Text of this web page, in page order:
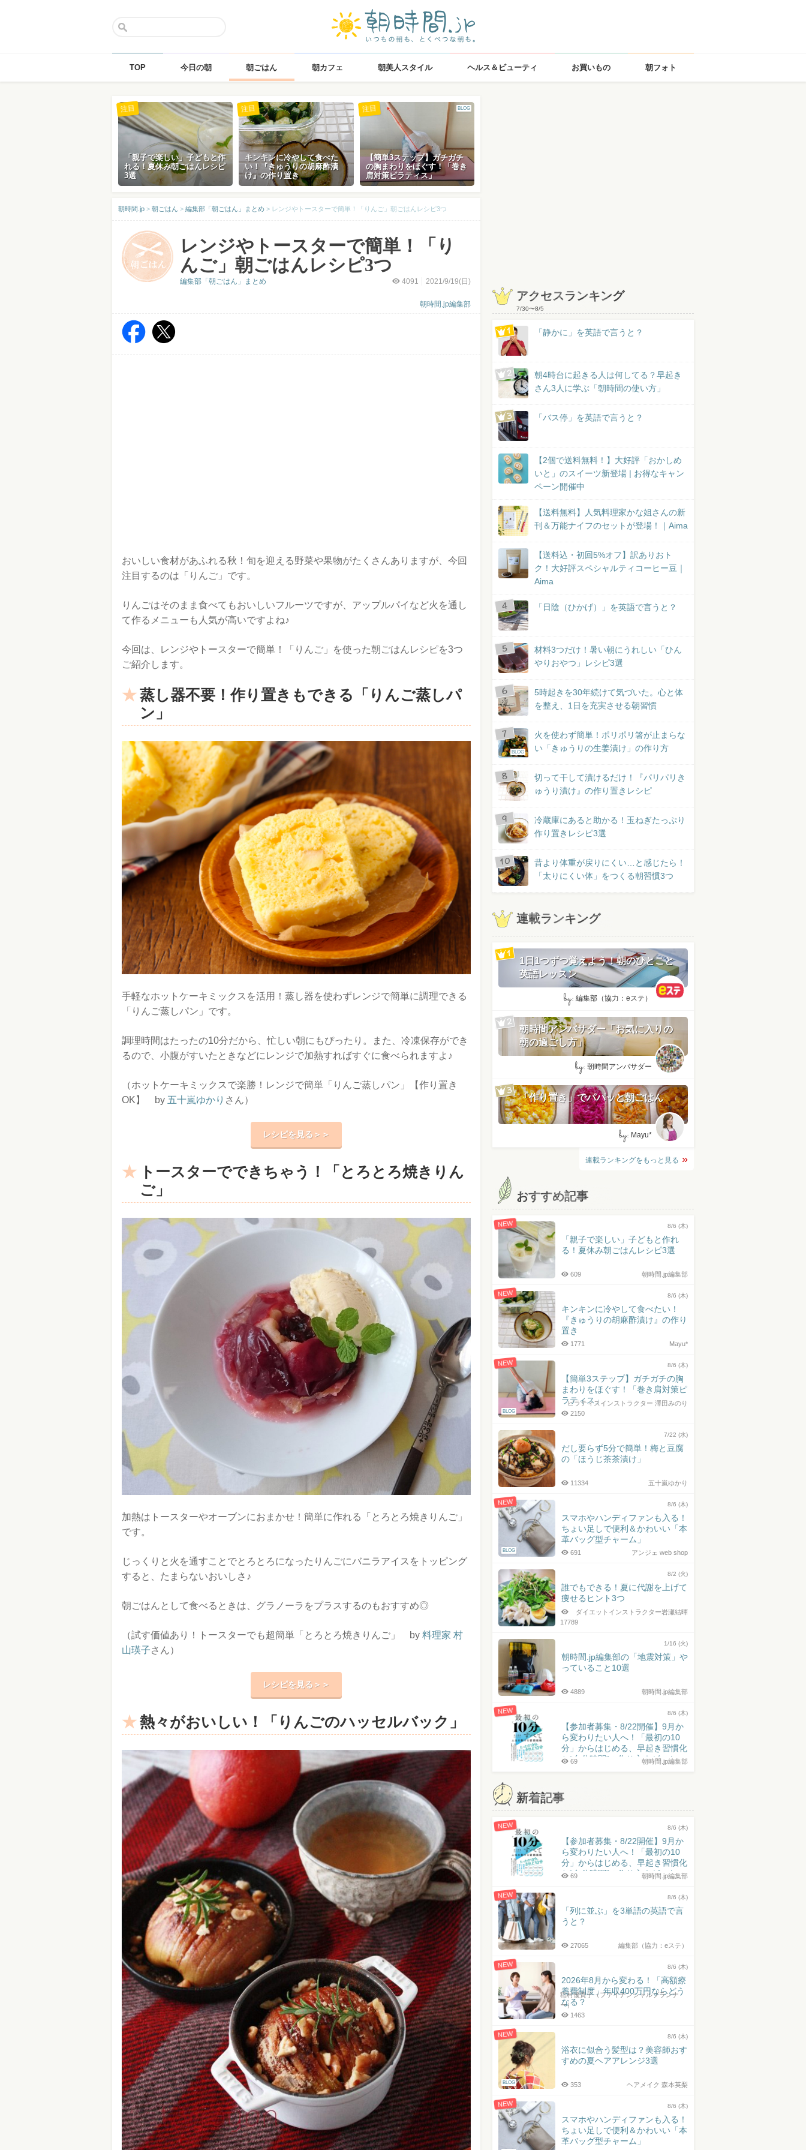
TOP 今日の朝 朝ごはん 朝カフェ 朝美人スタイル ヘルス＆ビューティ お買いもの 朝フォト
「親子で楽しい」子どもと作
れる！夏休み朝ごはんレシピ
3選
注目
キンキンに冷やして食べた
い！『きゅうりの胡麻酢漬
け』の作り置き
注目 BLOG
【簡単3ステップ】ガチガチ
の胸まわりをほぐす！「巻き
肩対策ピラティス」
注目
朝時間.jp > 朝ごはん > 編集部「朝ごはん」まとめ > レンジやトースターで簡単！「りんご」朝ごはんレシピ3つ
レンジやトースターで簡単！「り
んご」朝ごはんレシピ3つ
4091 2021/9/19(日)
朝時間.jp編集部
編集部「朝ごはん」まとめ
おいしい食材があふれる秋！旬を迎える野菜や果物がたくさんありますが、今回
注目するのは「りんご」です。
りんごはそのまま食べてもおいしいフルーツですが、アップルパイなど火を通し
て作るメニューも人気が高いですよね♪
今回は、レンジやトースターで簡単！「りんご」を使った朝ごはんレシピを3つ
ご紹介します。
蒸し器不要！作り置きもできる「りんご蒸しパ
ン」
手軽なホットケーキミックスを活用！蒸し器を使わずレンジで簡単に調理できる
「りんご蒸しパン」です。
調理時間はたったの10分だから、忙しい朝にもぴったり。また、冷凍保存ができ
るので、小腹がすいたときなどにレンジで加熱すればすぐに食べられますよ♪
（ホットケーキミックスで楽勝！レンジで簡単「りんご蒸しパン」【作り置き
OK】 by 五十嵐ゆかり さん）
レシピを見る＞＞
トースターでできちゃう！「とろとろ焼きりん
ご」
加熱はトースターやオーブンにおまかせ！簡単に作れる「とろとろ焼きりんご」
です。
じっくりと火を通すことでとろとろになったりんごにバニラアイスをトッピング
すると、たまらないおいしさ♪
朝ごはんとして食べるときは、グラノーラをプラスするのもおすすめ◎
（試す価値あり！トースターでも超簡単「とろとろ焼きりんご」 by 料理家 村
山瑛子さん）
レシピを見る＞＞
熱々がおいしい！「りんごのハッセルバック」
アクセスランキング
7/30〜8/5
「静かに」を英語で言うと？
朝4時台に起きる人は何してる？早起き
さん3人に学ぶ「朝時間の使い方」
「バス停」を英語で言うと？
【2個で送料無料！】大好評「おかしめ
いと」のスイーツ新登場 | お得なキャン
ペーン開催中
【送料無料】人気料理家かな姐さんの新
刊＆万能ナイフのセットが登場！｜Aima
【送料込・初回5%オフ】訳ありおト
ク！大好評スペシャルティコーヒー豆｜
Aima
「日陰（ひかげ）」を英語で言うと？
材料3つだけ！暑い朝にうれしい「ひん
やりおやつ」レシピ3選
5時起きを30年続けて気づいた。心と体
を整え、1日を充実させる朝習慣
BLOG
火を使わず簡単！ポリポリ箸が止まらな
い「きゅうりの生姜漬け」の作り方
切って干して漬けるだけ！『パリパリき
ゅうり漬け』の作り置きレシピ
冷蔵庫にあると助かる！玉ねぎたっぷり
作り置きレシピ3選
昔より体重が戻りにくい…と感じたら！
「太りにくい体」をつくる朝習慣3つ
連載ランキング
1日1つずつ覚えよう！朝のひとこと
英語レッスン
by: 編集部（協力：eステ）
朝時間アンバサダー「お気に入りの
朝の過ごし方」
by: 朝時間アンバサダー
「作り置き」でパパッと朝ごはん
by: Mayu*
連載ランキングをもっと見る
おすすめ記事
NEW 8/6 (木)
「親子で楽しい」子どもと作れ
る！夏休み朝ごはんレシピ3選
朝時間.jp編集部
609
NEW 8/6 (木)
キンキンに冷やして食べたい！
『きゅうりの胡麻酢漬け』の作り
置き
Mayu*
1771
NEW
BLOG
8/6 (木)
【簡単3ステップ】ガチガチの胸
まわりをほぐす！「巻き肩対策ピ
ラティス」
ピラティスインストラクター 澤田みのり
2150
7/22 (水)
だし要らず5分で簡単！梅と豆腐
の「ほうじ茶茶漬け」
五十嵐ゆかり
11334
NEW
BLOG
8/6 (木)
スマホやハンディファンも入る！
ちょい足しで便利＆かわいい「本
革バッグ型チャーム」
アンジェ web shop
691
8/2 (火)
誰でもできる！夏に代謝を上げて
痩せるヒント3つ
ダイエットインストラクター岩瀬結暉
17789
1/16 (火)
朝時間.jp編集部の「地震対策」や
っていること10選
朝時間.jp編集部
4889
NEW 8/6 (木)
【参加者募集・8/22開催】9月か
ら変わりたい人へ！「最初の10
分」からはじめる、早起き習慣化
と“自分時間”の作り方｜ゲスト：
朝時間.jp編集部
69
新着記事
NEW 8/6 (木)
【参加者募集・8/22開催】9月か
ら変わりたい人へ！「最初の10
分」からはじめる、早起き習慣化
と“自分時間”の作り方｜ゲスト：
朝時間.jp編集部
69
NEW 8/6 (木)
「列に並ぶ」を3単語の英語で言
うと？
編集部（協力：eステ）
27065
NEW 8/6 (木)
2026年8月から変わる！「高額療
養費制度」年収400万円ならどう
なる？
稲村優貴子（ファイナンシャルプランナ
ー）
1463
NEW
BLOG
8/6 (木)
浴衣に似合う髪型は？美容師おす
すめの夏ヘアアレンジ3選
ヘアメイク 森本英梨
353
NEW 8/6 (木)
スマホやハンディファンも入る！
ちょい足しで便利＆かわいい「本
革バッグ型チャーム」